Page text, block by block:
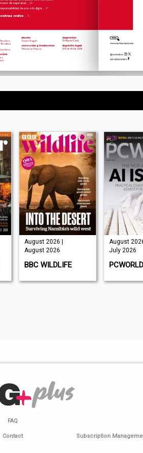
August 2026 |
August 2026
BBC WILDLIFE
August
July 2026
PCWORLD
FAQ
Contact Subscription